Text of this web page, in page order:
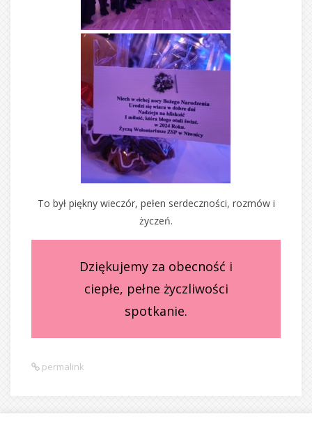
To był piękny wieczór, pełen serdeczności, rozmów i
życzeń.
Dziękujemy za obecność i
ciepłe, pełne życzliwości
spotkanie.
permalink